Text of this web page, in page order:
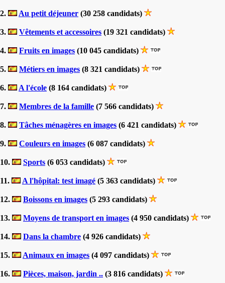
2. Au petit déjeuner (30 258 candidats)
3. Vêtements et accessoires (19 321 candidats)
4. Fruits en images (10 045 candidats)
5. Métiers en images (8 321 candidats)
6. A l'école (8 164 candidats)
7. Membres de la famille (7 566 candidats)
8. Tâches ménagères en images (6 421 candidats)
9. Couleurs en images (6 087 candidats)
10. Sports (6 053 candidats)
11. A l'hôpital: test imagé (5 363 candidats)
12. Boissons en images (5 293 candidats)
13. Moyens de transport en images (4 950 candidats)
14. Dans la chambre (4 926 candidats)
15. Animaux en images (4 097 candidats)
16. Pièces, maison, jardin .. (3 816 candidats)